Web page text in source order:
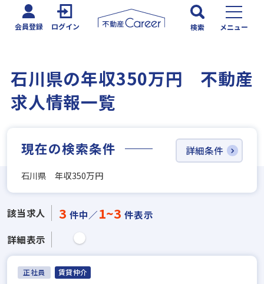
会員登録 ログイン 検索 メニュー
石川県の年収350万円 不動産
求人情報一覧
現在の検索条件
石川県 年収350万円
詳細条件
該当求人 3 件中／1~3 件表示
詳細表示
正社員 賃貸仲介